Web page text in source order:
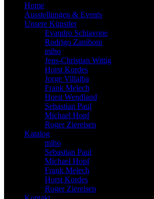
Home
Ausstellungen & Events
Unsere Künstler
Evandro Schiavone
Rodrigo Zaniboni
miho
Jens-Christian Wittig
Horst Kordes
Jorge Villalba
Frank Melech
Horst Wendland
Sebastian Paul
Michael Hopf
Roger Ziereisen
Katalog
miho
Sebastian Paul
Michael Hopf
Frank Melech
Horst Kordes
Roger Ziereisen